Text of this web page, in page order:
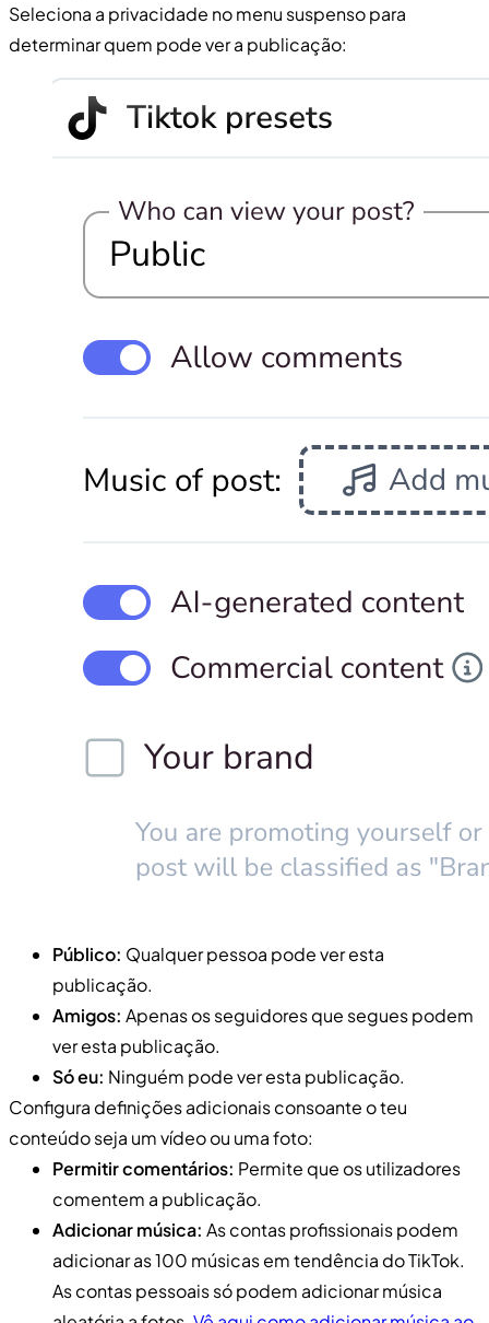
Seleciona a privacidade no menu suspenso para
determinar quem pode ver a publicação:
Público: Qualquer pessoa pode ver esta
publicação.
Amigos: Apenas os seguidores que segues podem
ver esta publicação.
Só eu: Ninguém pode ver esta publicação.
Configura definições adicionais consoante o teu
conteúdo seja um vídeo ou uma foto:
Permitir comentários: Permite que os utilizadores
comentem a publicação.
Adicionar música: As contas profissionais podem
adicionar as 100 músicas em tendência do TikTok.
As contas pessoais só podem adicionar música